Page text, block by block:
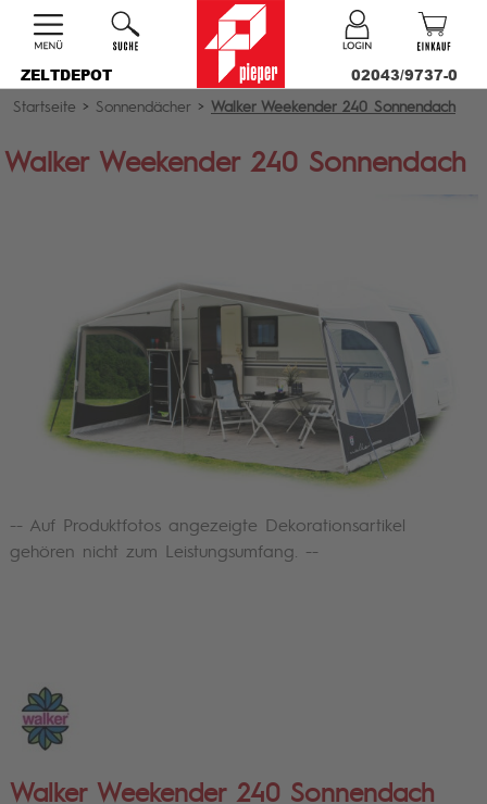
ZELTDEPOT
02043/9737-0
Startseite > Sonnendächer > Walker Weekender 240 Sonnendach
Walker Weekender 240 Sonnendach
-- Auf Produktfotos angezeigte Dekorationsartikel
gehören nicht zum Leistungsumfang. --
Walker Weekender 240 Sonnendach